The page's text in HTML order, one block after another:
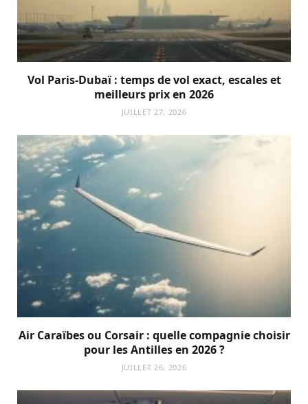
Vol Paris-Dubaï : temps de vol exact, escales et
meilleurs prix en 2026
JUILLET 27, 2026
Air Caraïbes ou Corsair : quelle compagnie choisir
pour les Antilles en 2026 ?
JUILLET 26, 2026